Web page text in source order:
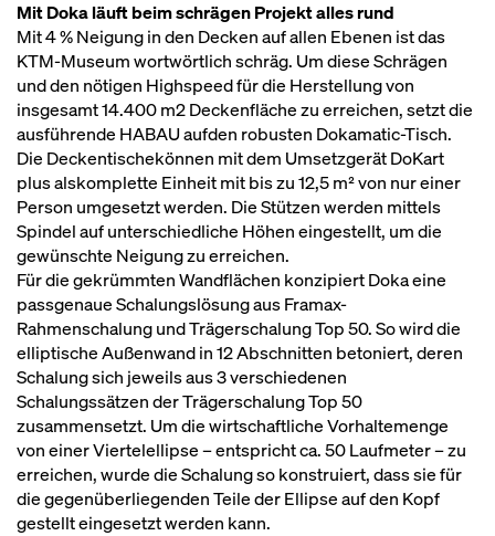
Mit Doka läuft beim schrägen Projekt alles rund
Mit 4 % Neigung in den Decken auf allen Ebenen ist das
KTM-Museum wortwörtlich schräg. Um diese Schrägen
und den nötigen Highspeed für die Herstellung von
insgesamt 14.400 m2 Deckenfläche zu erreichen, setzt die
ausführende HABAU aufden robusten Dokamatic-Tisch.
Die Deckentischekönnen mit dem Umsetzgerät DoKart
plus alskomplette Einheit mit bis zu 12,5 m² von nur einer
Person umgesetzt werden. Die Stützen werden mittels
Spindel auf unterschiedliche Höhen eingestellt, um die
gewünschte Neigung zu erreichen.
Für die gekrümmten Wandflächen konzipiert Doka eine
passgenaue Schalungslösung aus Framax-
Rahmenschalung und Trägerschalung Top 50. So wird die
elliptische Außenwand in 12 Abschnitten betoniert, deren
Schalung sich jeweils aus 3 verschiedenen
Schalungssätzen der Trägerschalung Top 50
zusammensetzt. Um die wirtschaftliche Vorhaltemenge
von einer Viertelellipse – entspricht ca. 50 Laufmeter – zu
erreichen, wurde die Schalung so konstruiert, dass sie für
die gegenüberliegenden Teile der Ellipse auf den Kopf
gestellt eingesetzt werden kann.